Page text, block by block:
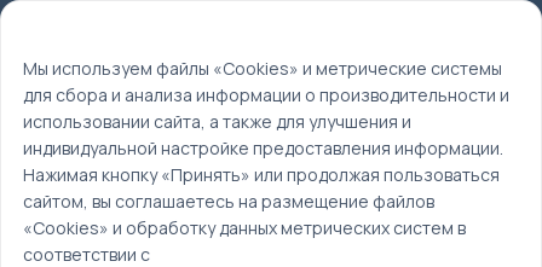
Главная
Туры
Пантовый Алтай
Мы используем файлы «Cookies» и метрические системы
для сбора и анализа информации о производительности и
использовании сайта, а также для улучшения и
индивидуальной настройке предоставления информации.
Нажимая кнопку «Принять» или продолжая пользоваться
сайтом, вы соглашаетесь на размещение файлов
«Cookies» и обработку данных метрических систем в
соответствии с